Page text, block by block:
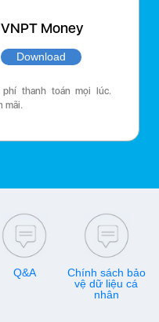
VNPT Money
Download
phí thanh toán mọi lúc.
mãi.
Q&A
Chính sách bảo
vệ dữ liệu cá
nhân